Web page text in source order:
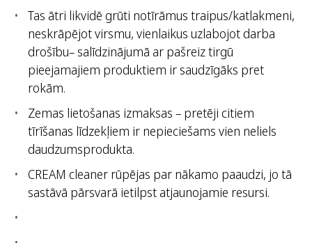
Tas ātri likvidē grūti notīrāmus traipus/katlakmeni,
neskrāpējot virsmu, vienlaikus uzlabojot darba
drošību– salīdzinājumā ar pašreiz tirgū
pieejamajiem produktiem ir saudzīgāks pret
rokām.
Zemas lietošanas izmaksas – pretēji citiem
tīrīšanas līdzekļiem ir nepieciešams vien neliels
daudzumsprodukta.
CREAM cleaner rūpējas par nākamo paaudzi, jo tā
sastāvā pārsvarā ietilpst atjaunojamie resursi.